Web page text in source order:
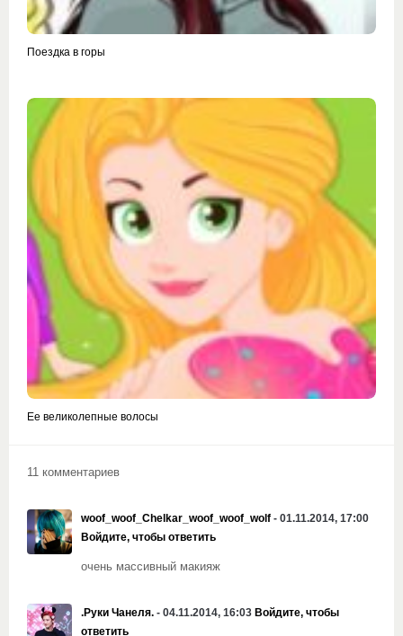
Поездка в горы
Ее великолепные волосы
11 комментариев
woof_woof_Chelkar_woof_woof_wolf - 01.11.2014, 17:00
Войдите, чтобы ответить
очень массивный макияж
.Руки Чанеля. - 04.11.2014, 16:03 Войдите, чтобы
ответить